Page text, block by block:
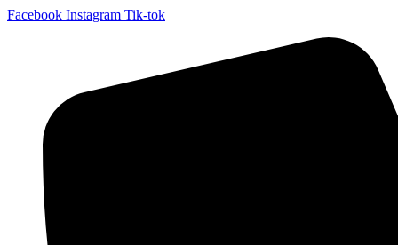
Facebook Instagram Tik-tok